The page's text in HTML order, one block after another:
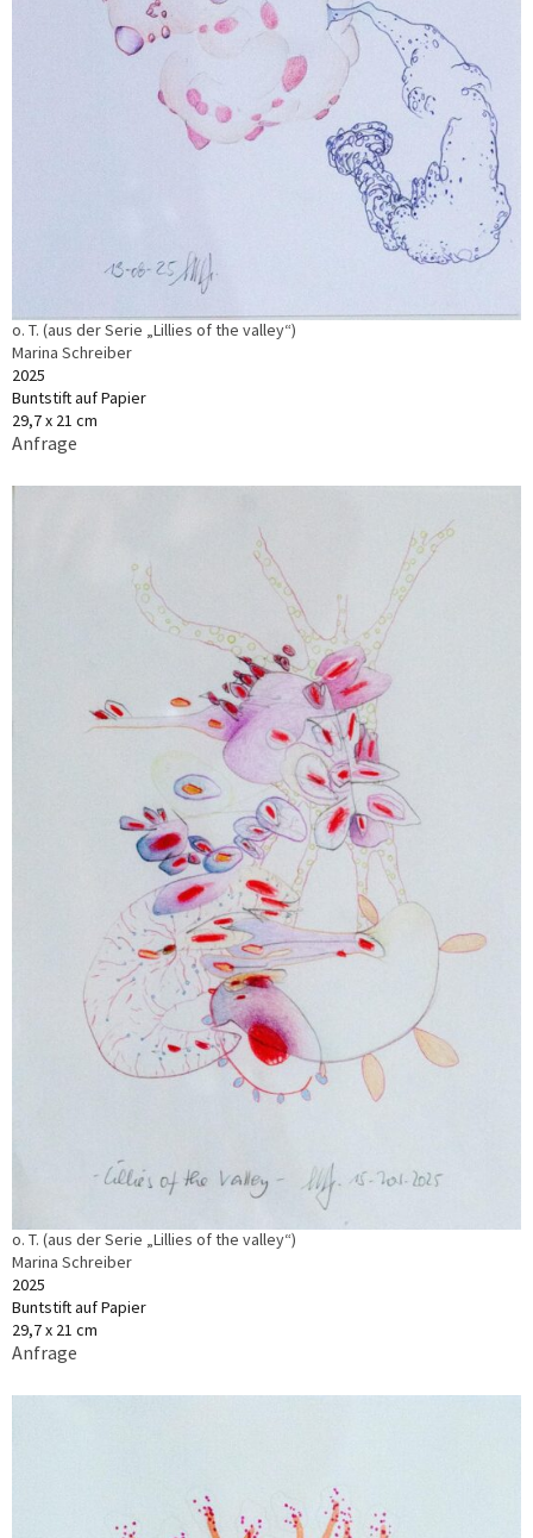
o. T. (aus der Serie „Lillies of the valley“)
Marina Schreiber
2025
Buntstift auf Papier
29,7 x 21 cm
Anfrage
o. T. (aus der Serie „Lillies of the valley“)
Marina Schreiber
2025
Buntstift auf Papier
29,7 x 21 cm
Anfrage